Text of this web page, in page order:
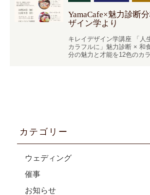
YamaCafe×魅力診断
ザイン学より
キレイデザイン学講座 「人
カラフルに」魅力診断 × 和
分の魅力と才能を12色のカラ
カテゴリー
ウェディング
催事
お知らせ